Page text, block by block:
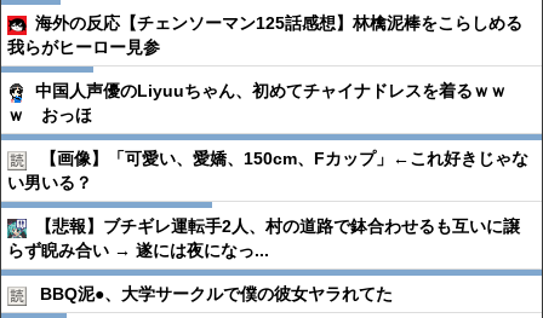
海外の反応【チェンソーマン125話感想】林檎泥棒をこらしめる
我らがヒーロー見参
中国人声優のLiyuuちゃん、初めてチャイナドレスを着るｗｗ
ｗ おっほ
【画像】「可愛い、愛嬌、150cm、Fカップ」←これ好きじゃな
い男いる？
【悲報】ブチギレ運転手2人、村の道路で鉢合わせるも互いに譲
らず睨み合い → 遂には夜になっ...
BBQ泥●︎、大学サークルで僕の彼女ヤラれてた